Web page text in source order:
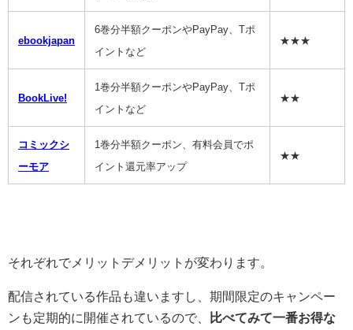
ebookjapan
6巻分半額クーポンやPayPay、Tポ
イントなど
★★★
BookLive!
1巻分半額クーポンやPayPay、Tポ
イントなど
★★
コミックシ
ーモア
1巻分半額クーポン、有料会員でポ
イント還元率アップ
★★
それぞれでメリットデメリットが変わります。
配信されている作品も違いますし、期間限定のキャンペー
ンも定期的に開催されているので、
比べてみて一番お得な